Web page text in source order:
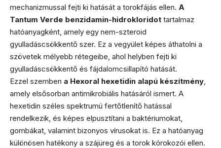
mechanizmussal fejti ki hatását a torokfájás ellen. A
Tantum Verde benzidamin-hidrokloridot tartalmaz
hatóanyagként, amely egy nem-szteroid
gyulladáscsökkentő szer. Ez a vegyület képes áthatolni a
szövetek mélyebb rétegeibe, ahol helyben fejti ki
gyulladáscsökkentő és fájdalomcsillapító hatását.
Ezzel szemben a Hexoral hexetidin alapú készítmény
amely elsősorban antimikrobiális hatásáról ismert. A
hexetidin széles spektrumú fertőtlenítő hatással
rendelkezik, és képes elpusztítani a baktériumokat,
gombákat, valamint bizonyos vírusokat is. Ez a hatóanyag
különösen hatékony a szájüreg és a torok kórokozói ellen.